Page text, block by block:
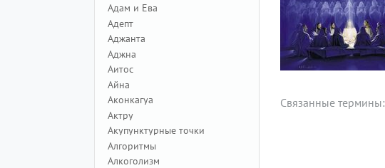
Адам и Ева
Адепт
Аджанта
Аджна
Аитос
Айна
Аконкагуа
Актру
Акупунктурные точки
Алгоритмы
Алкоголизм
Связанные термины: